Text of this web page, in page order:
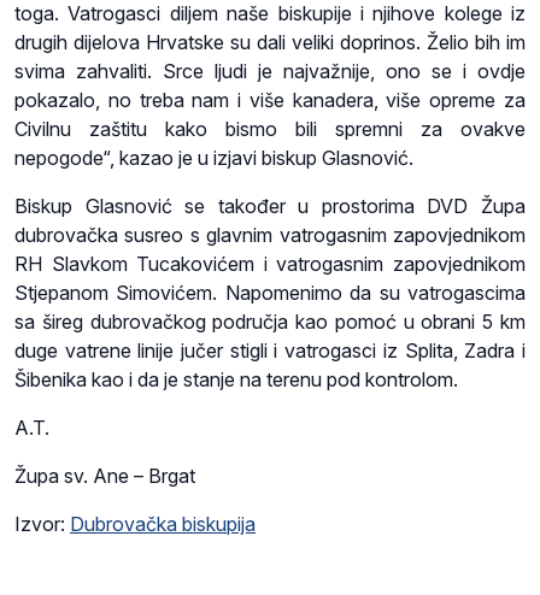
toga. Vatrogasci diljem naše biskupije i njihove kolege iz
drugih dijelova Hrvatske su dali veliki doprinos. Želio bih im
svima zahvaliti. Srce ljudi je najvažnije, ono se i ovdje
pokazalo, no treba nam i više kanadera, više opreme za
Civilnu zaštitu kako bismo bili spremni za ovakve
nepogode“, kazao je u izjavi biskup Glasnović.
Biskup Glasnović se također u prostorima DVD Župa
dubrovačka susreo s glavnim vatrogasnim zapovjednikom
RH Slavkom Tucakovićem i vatrogasnim zapovjednikom
Stjepanom Simovićem. Napomenimo da su vatrogascima
sa šireg dubrovačkog područja kao pomoć u obrani 5 km
duge vatrene linije jučer stigli i vatrogasci iz Splita, Zadra i
Šibenika kao i da je stanje na terenu pod kontrolom.
A.T.
Župa sv. Ane – Brgat
Izvor: Dubrovačka biskupija